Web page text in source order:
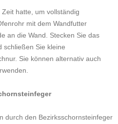
hatte, um vollständig
mit dem Wandfutter
an die Wand. Stecken Sie das
schließen Sie kleine
Sie können alternativ auch
durch den Bezirksschornsteinfeger